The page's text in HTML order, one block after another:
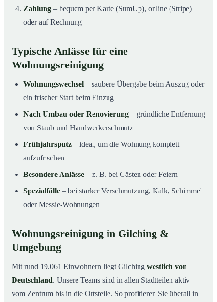
Zahlung – bequem per Karte (SumUp), online (Stripe)
oder auf Rechnung
Typische Anlässe für eine
Wohnungsreinigung
Wohnungswechsel – saubere Übergabe beim Auszug oder
ein frischer Start beim Einzug
Nach Umbau oder Renovierung – gründliche Entfernung
von Staub und Handwerkerschmutz
Frühjahrsputz – ideal, um die Wohnung komplett
aufzufrischen
Besondere Anlässe – z. B. bei Gästen oder Feiern
Spezialfälle – bei starker Verschmutzung, Kalk, Schimmel
oder Messie-Wohnungen
Wohnungsreinigung in Gilching &
Umgebung
Mit rund 19.061 Einwohnern liegt Gilching westlich von
Deutschland. Unsere Teams sind in allen Stadtteilen aktiv –
vom Zentrum bis in die Ortsteile. So profitieren Sie überall in